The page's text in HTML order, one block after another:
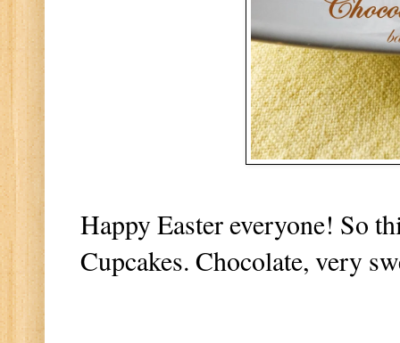
Happy Easter everyone! So
Cupcakes. Chocolate, very